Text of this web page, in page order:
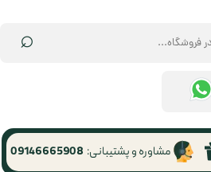
⌕
مشاوره و پشتیبانی: 09146665908